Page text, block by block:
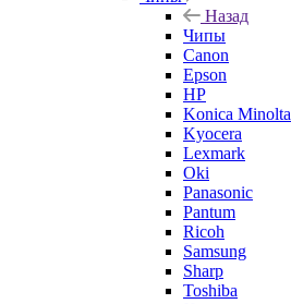
Назад
Чипы
Canon
Epson
HP
Konica Minolta
Kyocera
Lexmark
Oki
Panasonic
Pantum
Ricoh
Samsung
Sharp
Toshiba